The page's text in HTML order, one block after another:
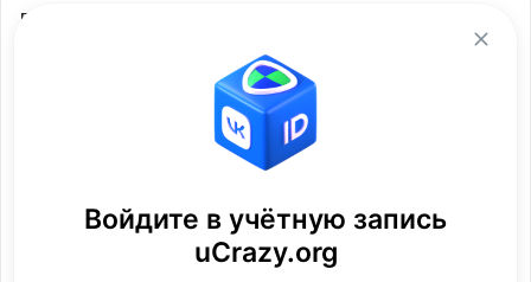
Пингвины, которые
который очень любит
Животные
Войдите в учётную запись
uCrazy.org